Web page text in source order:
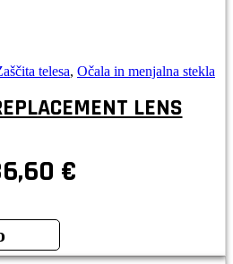
telesa, Očala in menjalna stekla
LENS
€